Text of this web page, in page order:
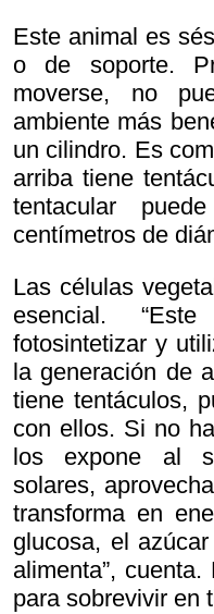
Este animal es
o de soporte.
moverse, no
ambiente más
un cilindro. Es
arriba tiene
tentacular
centímetros de
Las células
esencial.
fotosintetizar y
la generación de
tiene tentáculos,
con ellos. Si no
los expone al
solares,
transforma en
glucosa, el
alimenta”,
para sobrevivir en